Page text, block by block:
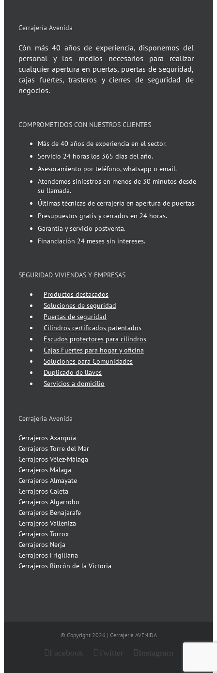
Cerrajería Avenida
Cón más 40 años de experiencia, disponemos del
personal y los medios necesarios para realizar
cualquier apertura en puertas, puertas de seguridad,
cajas fuertes, trasteros y cierres de seguridad de
negocios.
COMPROMETIDOS CON NUESTROS CLIENTES
Más de 40 años de experiencia en el sector.
Servicio 24 horas los 365 días del año.
Asesoramiento por teléfono, whatsapp o email.
Atendemos siniestros en menos de 30 minutos desde
su llamada.
Últimas técnicas de cerrajería en apertura de puertas.
Presupuestos gratis y cerrados en 24 horas.
Garantía y servicio postventa.
Financiación 24 meses sin intereses.
SEGURIDAD VIVIENDAS Y EMPRESAS
Productos destacados
Soluciones de seguridad
Puertas de seguridad
Cilindros certificados patentados
Escudos protectores para cilindros
Cajas Fuertes para hogar y oficina
Soluciones para Comunidades
Duplicado de llaves
Servicios a domicilio
Cerrajeria Avenida
Cerrajeros Axarquía
Cerrajeros Torre del Mar
Cerrajeros Vélez-Málaga
Cerrajeros Málaga
Cerrajeros Almayate
Cerrajeros Caleta
Cerrajeros Algarrobo
Cerrajeros Benajarafe
Cerrajeros Valleniza
Cerrajeros Torrox
Cerrajeros Nerja
Cerrajeros Frigiliana
Cerrajeros Rincón de la Victoria
© Copyright 2026 | Cerrajería AVENIDA
Facebook Twitter Instagram